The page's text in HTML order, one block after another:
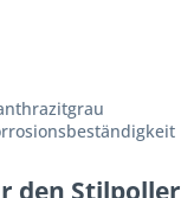
den Stilpoller